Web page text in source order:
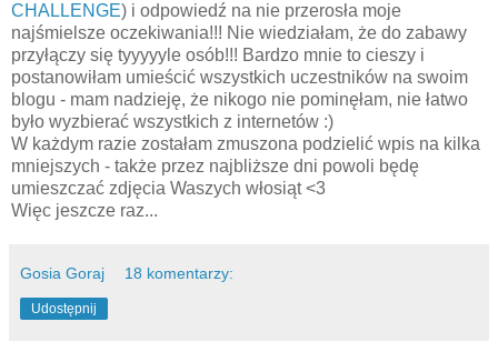
CHALLENGE) i odpowiedź na nie przerosła moje
najśmielsze oczekiwania!!! Nie wiedziałam, że do zabawy
przyłączy się tyyyyyle osób!!! Bardzo mnie to cieszy i
postanowiłam umieścić wszystkich uczestników na swoim
blogu - mam nadzieję, że nikogo nie pominęłam, nie łatwo
było wyzbierać wszystkich z internetów :)
W każdym razie zostałam zmuszona podzielić wpis na kilka
mniejszych - także przez najbliższe dni powoli będę
umieszczać zdjęcia Waszych włosiąt <3
Więc jeszcze raz...
Gosia Goraj 18 komentarzy:
Udostępnij